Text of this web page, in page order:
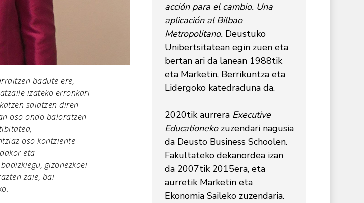
badute ere,
izateko erronkari
saiatzen diren
oso ondo baloratzen
oso kontziente
eta
gizonezkoei
zaie, bai
acción para el cambio. Una
aplicación al Bilbao
Metropolitano.Deustuko
Unibertsitatean egin zuen eta
bertan ari da lanean 1988tik
eta Marketin, Berrikuntza eta
Lidergoko katedraduna da.
2020tik aurrera Executive
Educationekozuzendari nagusia
da Deusto Business Schoolen.
Fakultateko dekanordea izan
da 2007tik 2015era, eta
aurretik Marketin eta
Ekonomia Saileko zuzendaria.